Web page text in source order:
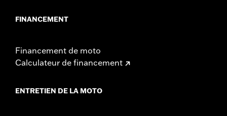
FINANCEMENT
Financement de moto
Calculateur de financement
ENTRETIEN DE LA MOTO